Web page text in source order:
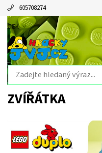
605708274
CZK
ZVÍŘÁTKA